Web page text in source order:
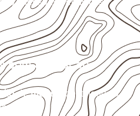
intensa ou requisitos
com avaliação
de móveis
destinados a